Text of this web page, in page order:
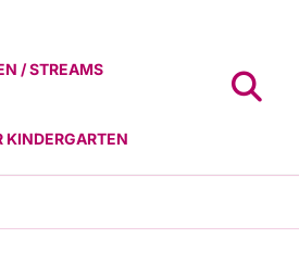
/ STREAMS
KINDERGARTEN